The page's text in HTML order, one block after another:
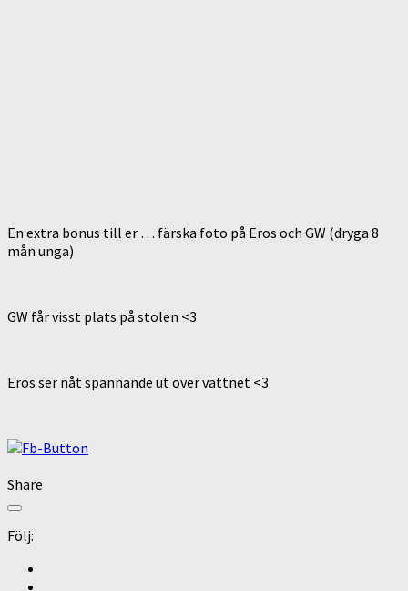
En extra bonus till er … färska foto på Eros och GW (dryga 8
mån unga)
GW får visst plats på stolen <3
Eros ser nåt spännande ut över vattnet <3
Share
Följ: